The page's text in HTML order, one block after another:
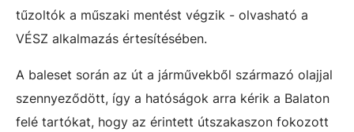
tűzoltók a műszaki mentést végzik - olvasható a
VÉSZ alkalmazás értesítésében.
A baleset során az út a járművekből származó olajjal
szennyeződött, így a hatóságok arra kérik a Balaton
felé tartókat, hogy az érintett útszakaszon fokozott